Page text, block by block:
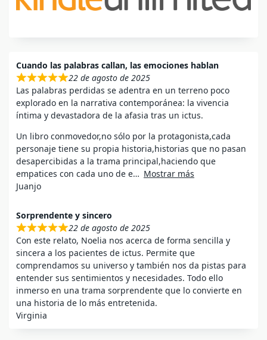
Cuando las palabras callan, las emociones hablan
22 de agosto de 2025
Las palabras perdidas se adentra en un terreno poco
explorado en la narrativa contemporánea: la vivencia
íntima y devastadora de la afasia tras un ictus.
Un libro conmovedor,no sólo por la protagonista,cada
personaje tiene su propia historia,historias que no pasan
desapercibidas a la trama principal,haciendo que
empatices con cada uno de e
Mostrar más
Juanjo
Sorprendente y sincero
22 de agosto de 2025
Con este relato, Noelia nos acerca de forma sencilla y
sincera a los pacientes de ictus. Permite que
comprendamos su universo y también nos da pistas para
entender sus sentimientos y necesidades. Todo ello
inmerso en una trama sorprendente que lo convierte en
una historia de lo más entretenida.
Virginia